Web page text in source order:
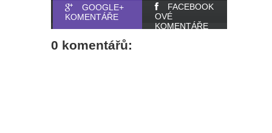
GOOGLE+
KOMENTÁŘE
FACEBOOK
OVÉ
KOMENTÁŘE
0 komentářů: